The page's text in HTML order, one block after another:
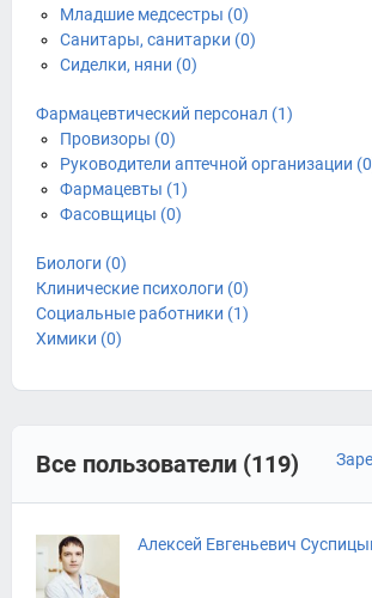
Младшие медсестры (0)
Санитары, санитарки (0)
Сиделки, няни (0)
Фармацевтический персонал (1)
Провизоры (0)
Руководители аптечной организации
Фармацевты (1)
Фасовщицы (0)
Биологи (0)
Клинические психологи (0)
Социальные работники (1)
Химики (0)
Все пользователи (119)
Алексей Евгеньевич